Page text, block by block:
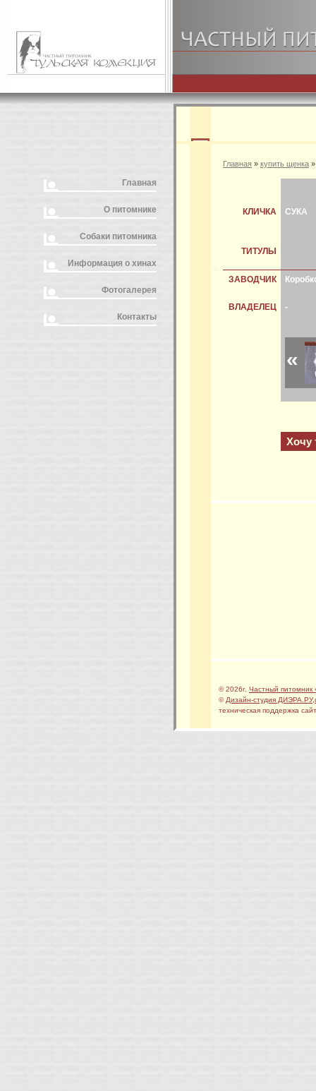
Главная
О питомнике
Собаки питомника
Информация о хинах
Фотогалерея
Контакты
Главная » купить щенка
КЛИЧКА СУКА
ТИТУЛЫ
ЗАВОДЧИК
ВЛАДЕЛЕЦ -
«
Хочу
© 2026г. Частный питомник
© Дизайн-студия ДИЭРА.РУ,
техническая поддержка